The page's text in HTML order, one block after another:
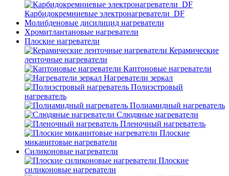
Карбидокремниевые электронагреватели_DF
Молибденовые дисилицид нагреватели
Хромитлантановые нагреватели
Плоские нагреватели
Керамические
ленточные нагреватели
Каптоновые нагреватели
Нагреватели зеркал
Полиэстровый
нагреватель
Полиамидный нагреватель
Слюдяные нагреватели
Пленочный нагреватель
Плоские
миканитовые нагреватели
Силиконовые нагреватели
Плоские
силиконовые нагреватели